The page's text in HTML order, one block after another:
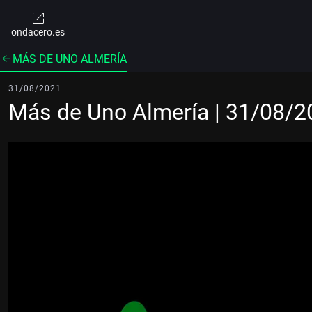
ondacero.es
MÁS DE UNO ALMERÍA
31/08/2021
Más de Uno Almería | 31/08/